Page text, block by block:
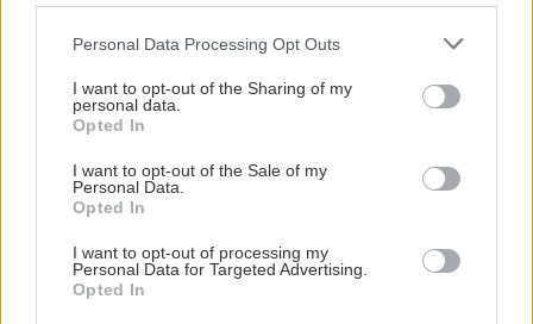
Personal Data Processing Opt Outs
I want to opt-out of the Sharing of my
personal data.
Opted In
I want to opt-out of the Sale of my
Personal Data.
Opted In
I want to opt-out of processing my
Personal Data for Targeted Advertising.
Opted In
seo copywriting
BLOG
Ultime news da Melascrivi